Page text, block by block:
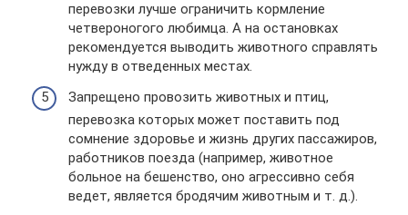
перевозки лучше ограничить кормление
четвероногого любимца. А на остановках
рекомендуется выводить животного справлять
нужду в отведенных местах.
Запрещено провозить животных и птиц,
перевозка которых может поставить под
сомнение здоровье и жизнь других пассажиров,
работников поезда (например, животное
больное на бешенство, оно агрессивно себя
ведет, является бродячим животным и т. д.).